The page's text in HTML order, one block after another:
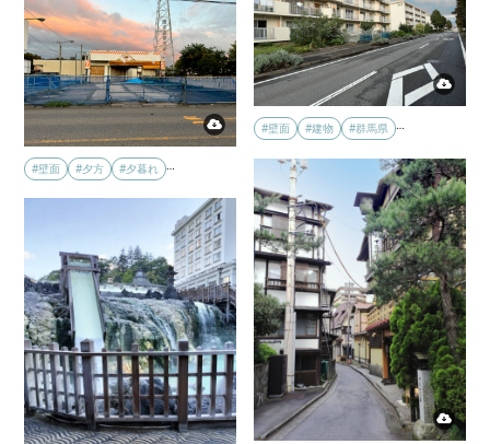
#壁面 #建物 #群馬県 …
#壁面 #夕方 #夕暮れ